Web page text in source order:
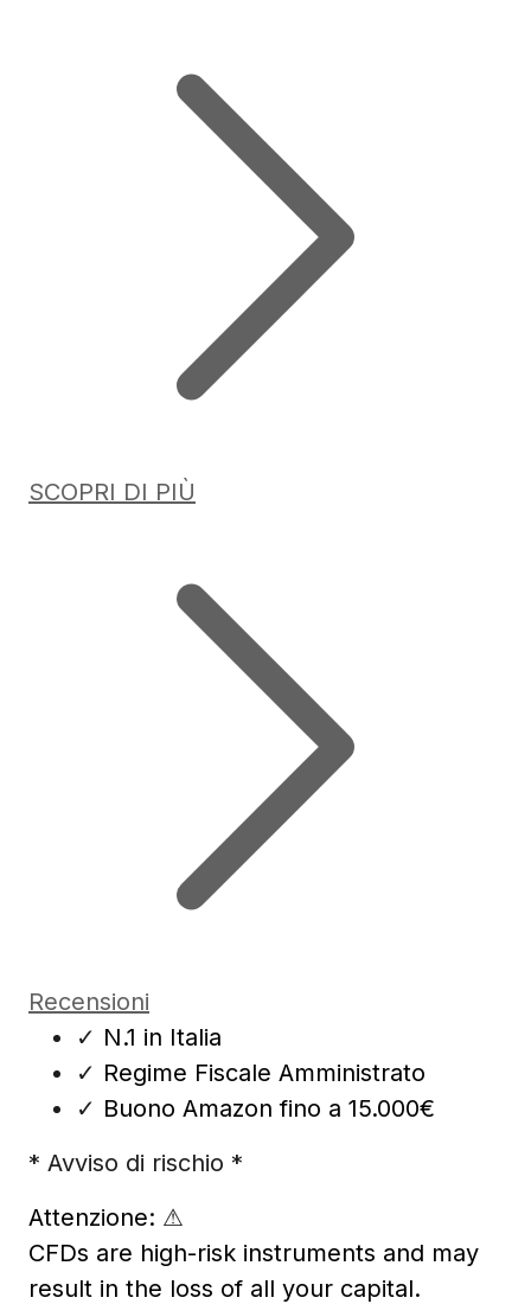
SCOPRI DI PIÙ
Recensioni
✓ N.1 in Italia
✓ Regime Fiscale Amministrato
✓ Buono Amazon fino a 15.000€
* Avviso di rischio *
Attenzione: ⚠
CFDs are high-risk instruments and may
result in the loss of all your capital.